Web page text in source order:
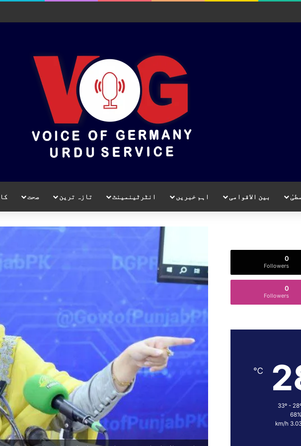
بین الاقوامی اہم خبریں انٹرٹینمینٹ تازہ ترین صحت
0
Followers
0
Followers
℃
68%
3.03